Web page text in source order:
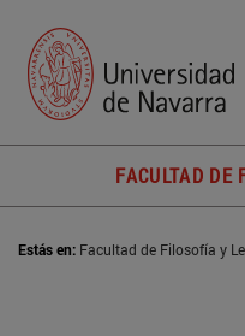
FACULTAD DE
Estás en: Facultad de Filosofía y